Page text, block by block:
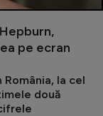
pe ecran
la cel
două